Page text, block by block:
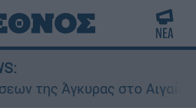
Άγκυρας στο Αιγαίο: